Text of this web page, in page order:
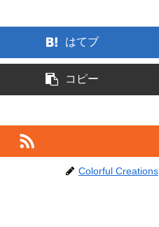
はてブ
コピー
Colorful Creations